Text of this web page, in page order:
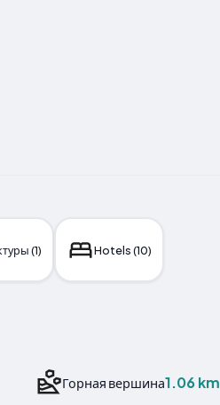
(1) Hotels (10)
Горная вершина1.06 km